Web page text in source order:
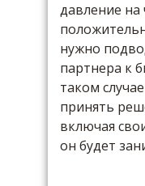
давление на
нужно
партнера к
таком
принять
включая
он будет